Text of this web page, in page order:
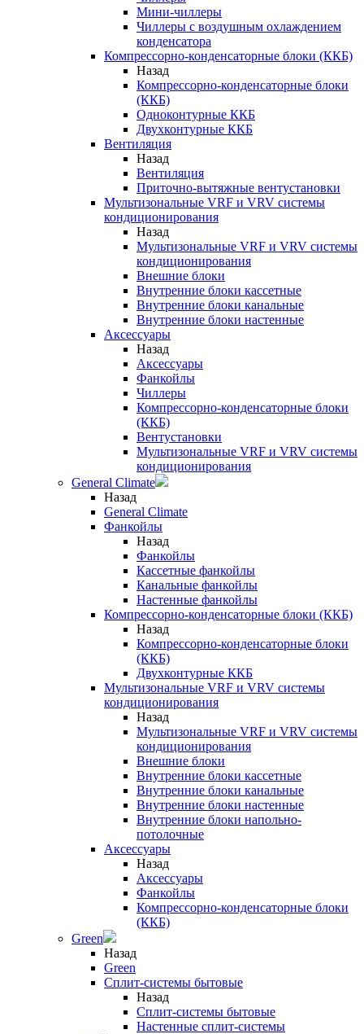
Мини-чиллеры
Чиллеры с воздушным охлаждением
конденсатора
Компрессорно-конденсаторные блоки (ККБ)
Назад
Компрессорно-конденсаторные блоки
(ККБ)
Одноконтурные ККБ
Двухконтурные ККБ
Вентиляция
Назад
Вентиляция
Приточно-вытяжные вентустановки
Мультизональные VRF и VRV системы
кондиционирования
Назад
Мультизональные VRF и VRV системы
кондиционирования
Внешние блоки
Внутренние блоки кассетные
Внутренние блоки канальные
Внутренние блоки настенные
Аксессуары
Назад
Аксессуары
Фанкойлы
Чиллеры
Компрессорно-конденсаторные блоки
(ККБ)
Вентустановки
Мультизональные VRF и VRV системы
кондиционирования
General Climate
Назад
General Climate
Фанкойлы
Назад
Фанкойлы
Кассетные фанкойлы
Канальные фанкойлы
Настенные фанкойлы
Компрессорно-конденсаторные блоки (ККБ)
Назад
Компрессорно-конденсаторные блоки
(ККБ)
Двухконтурные ККБ
Мультизональные VRF и VRV системы
кондиционирования
Назад
Мультизональные VRF и VRV системы
кондиционирования
Внешние блоки
Внутренние блоки кассетные
Внутренние блоки канальные
Внутренние блоки настенные
Внутренние блоки напольно-
потолочные
Аксессуары
Назад
Аксессуары
Фанкойлы
Компрессорно-конденсаторные блоки
(ККБ)
Green
Назад
Green
Сплит-системы бытовые
Назад
Сплит-системы бытовые
Настенные сплит-системы